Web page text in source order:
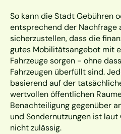
So kann die Stadt Gebühren
entsprechend der Nachfrage
sicherzustellen, dass die
gutes Mobilitätsangebot mit
Fahrzeuge sorgen - ohne
Fahrzeugen überfüllt sind.
basierend auf der
wertvollen öffentlichen
Benachteiligung gegenüber
und Sondernutzungen ist
nicht zulässig.